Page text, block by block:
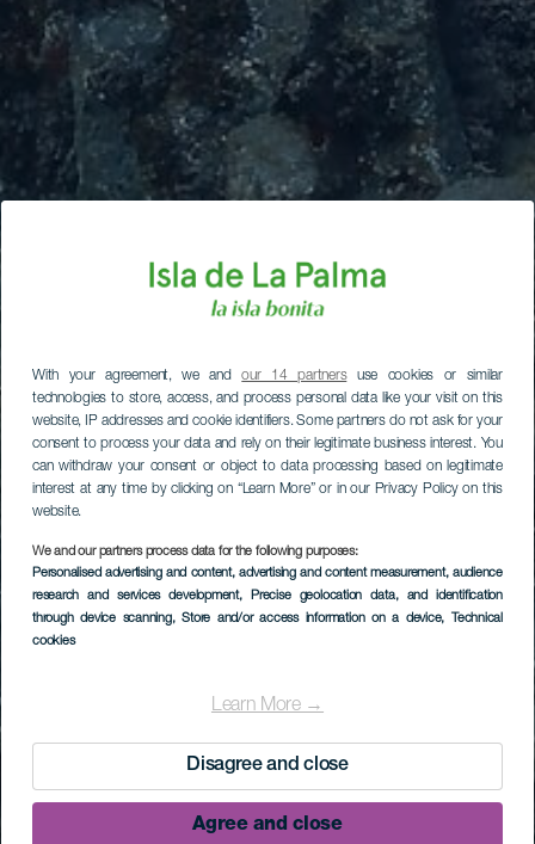
With your agreement, we andour 14 partnersuse cookies or similar
technologies to store, access, and process personal data like your visit on this
website, IP addresses and cookie identifiers. Some partners do not ask for your
consent to process your data and rely on their legitimate business interest. You
can withdraw your consent or object to data processing based on legitimate
interest at any time by clicking on “Learn More” or in our Privacy Policy on this
website.
We and our partners process data for the following purposes:
Personalised advertising and content, advertising and content measurement, audience
research and services development, Precise geolocation data, and identification
through device scanning, Store and/or access information on a device, Technical
cookies
Learn More →
Disagree and close
Agree and close